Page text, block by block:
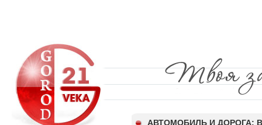
АВТОМОБИЛЬ И ДОРОГА: